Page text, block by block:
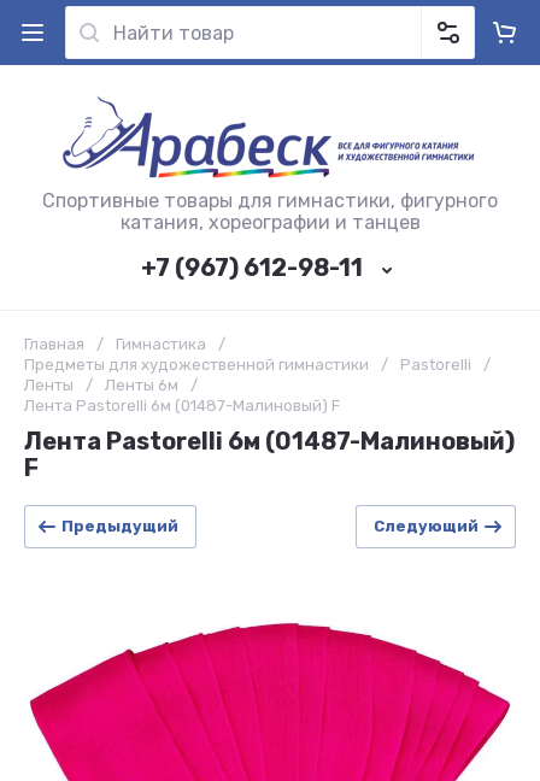
Спортивные товары для гимнастики, фигурного
катания, хореографии и танцев
+7 (967) 612-98-11
Главная / Гимнастика
/
Предметы для художественной гимнастики
/ Pastorelli
/
Ленты
/ Ленты 6м
/
Лента Pastorelli 6м (01487-Малиновый) F
Лента Pastorelli 6м (01487-Малиновый)
F
Предыдущий Следующий